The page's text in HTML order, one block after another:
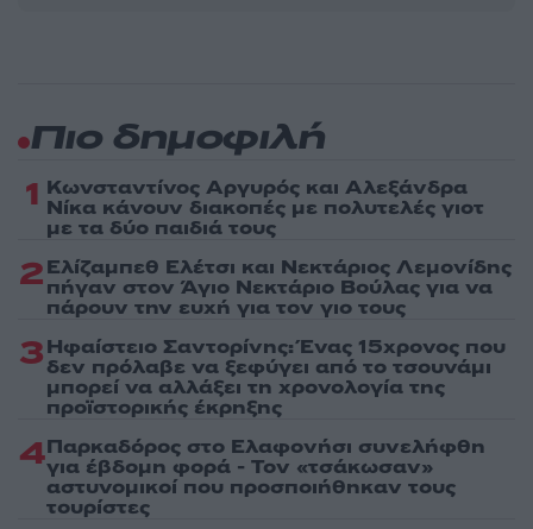
Πιο δημοφιλή
1 Κωνσταντίνος Αργυρός και Αλεξάνδρα
Νίκα κάνουν διακοπές με πολυτελές γιοτ
με τα δύο παιδιά τους
2Ελίζαμπεθ Ελέτσι και Νεκτάριος Λεμονίδης
πήγαν στον Άγιο Νεκτάριο Βούλας για να
πάρουν την ευχή για τον γιο τους
3Ηφαίστειο Σαντορίνης: Ένας 15χρονος που
δεν πρόλαβε να ξεφύγει από το τσουνάμι
μπορεί να αλλάξει τη χρονολογία της
προϊστορικής έκρηξης
4Παρκαδόρος στο Ελαφονήσι συνελήφθη
για έβδομη φορά - Τον «τσάκωσαν»
αστυνομικοί που προσποιήθηκαν τους
τουρίστες